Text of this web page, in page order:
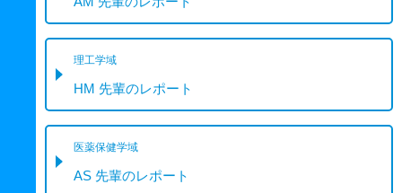
理工学域
HM 先輩のレポート
医薬保健学域
AS 先輩のレポート